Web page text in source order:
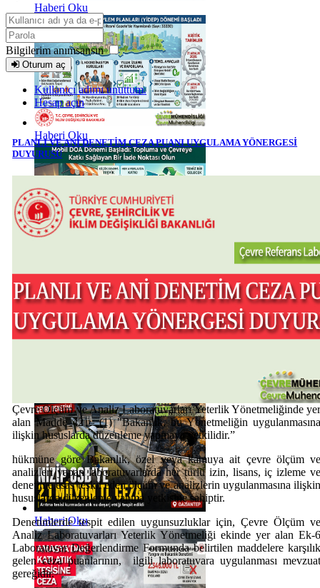
Haberi Oku
Haberi Oku
Haberi Oku
Bilgilerim anımsansın
Oturum aç
Kullanıcı adımı unuttum.
Hesap açın
PLANLI VE ANİ DENETİM CEZA PUANI UYGULAMA YÖNERGESİ
DUYURUSU
Çevre Ölçüm ve Analiz Laboratuvarları Yeterlik Yönetmeliğinde
alan Madde 42 – (1) "Bakanlık, bu Yönetmeliğin
ilişkin hususlarda düzenleme yapmaya yetkilidir.”
hükmüne göre Bakanlık, özel veya kamuya ait çevre ölçüm
analizleri yapan laboratuvarlarda her türlü izin, lisans, iç izleme
denetime esas teşkil eden ölçüm ve analizlerin uygulanmasına
hususlarda düzenleme yapma yetkisine sahiptir.
Denetimlerde tespit edilen uygunsuzluklar için, Çevre Ölçüm
Analiz Laboratuvarları Yeterlik Yönetmeliği ekinde yer alan Ek-
Laboratuvar Değerlendirme Formunda belirtilen maddelere
gelen ceza puanlarının, ilgili laboratuvara uygulanması
gereğidir.